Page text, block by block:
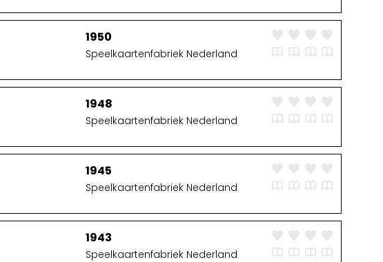
1950
Speelkaartenfabriek Nederland
1948
Speelkaartenfabriek Nederland
1945
Speelkaartenfabriek Nederland
1943
Speelkaartenfabriek Nederland